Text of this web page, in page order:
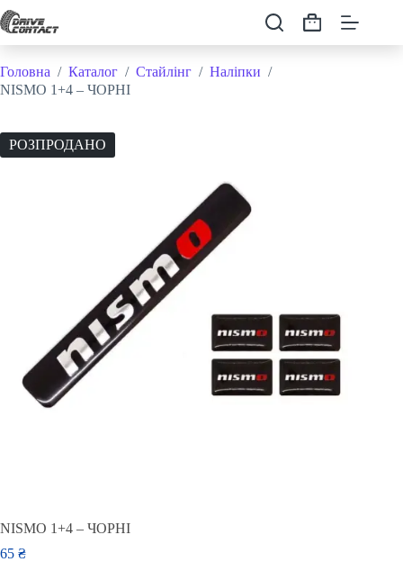
Перейти
до
Кошик
Головна / Каталог / Стайлінг / Наліпки /
NISMO 1+4 – ЧОРНІ
РОЗПРОДАНО
NISMO 1+4 – ЧОРНІ
65 ₴